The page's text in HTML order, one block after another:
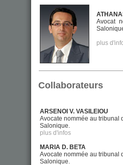
Avocat
plus
Collaborateurs
ARSENOI V. VASILEIOU
Avocate nommée au tribunal
Salonique.
plus d'infos
MARIA D. BETA
Avocate nommée au tribunal
Salonique.